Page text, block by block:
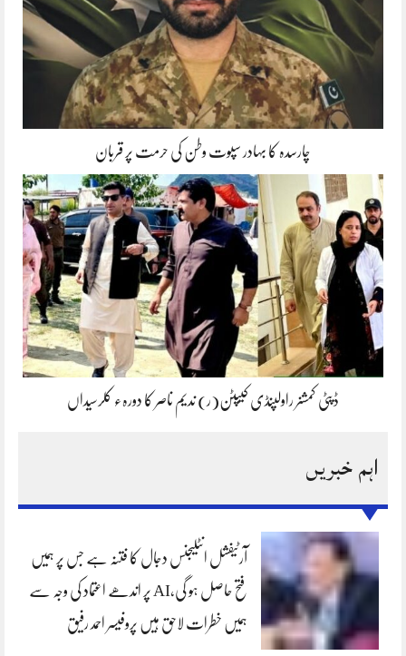
چارسدہ کا بہادر سپوت وطن کی حرمت پر قربان
ڈپٹی کمشنر راولپنڈی کیپٹن(ر) ندیم ناصر کا دورہء کلرسیداں
اہم خبریں
آرٹیفشل انٹلیجنس دجال کا فتنہ ہے جس پر ہمیں
فتح حاصل ہو گی،AI پر اندھے اعتماد کی وجہ سے
ہمیں خطرات لاحق ہیں پروفیسر احمد رفیق